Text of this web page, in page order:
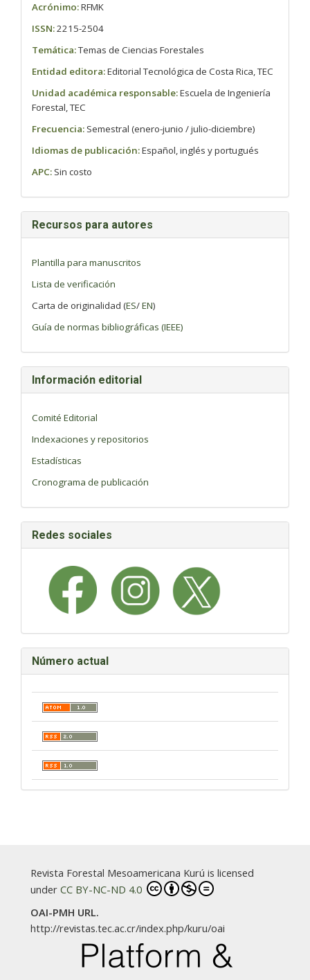
Acrónimo:RFMK
ISSN:2215-2504
Temática:Temas de Ciencias Forestales
Entidad editora:Editorial Tecnológica de Costa Rica, TEC
Unidad académica responsable:Escuela de Ingeniería
Forestal, TEC
Frecuencia: Semestral (enero-junio / julio-diciembre)
Idiomas de publicación:Español, inglés y portugués
APC: Sin costo
Recursos para autores
Plantilla para manuscritos
Lista de verificación
Carta de originalidad (ES/EN)
Guía de normas bibliográficas (IEEE)
Información editorial
Comité Editorial
Indexaciones y repositorios
Estadísticas
Cronograma de publicación
Redes sociales
Número actual
Revista Forestal Mesoamericana Kurú is licensed
underCC BY-NC-ND 4.0
OAI-PMH URL.
http://revistas.tec.ac.cr/index.php/kuru/oai